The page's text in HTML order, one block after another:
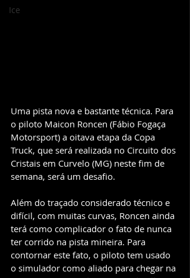
Ice
Uma pista nova e bastante técnica. Para
o piloto Maicon Roncen (Fábio Fogaça
Motorsport) a oitava etapa da Copa
Truck, que será realizada no Circuito dos
Cristais em Curvelo (MG) neste fim de
semana, será um desafio.
Além do traçado considerado técnico e
difícil, com muitas curvas, Roncen ainda
terá como complicador o fato de nunca
ter corrido na pista mineira. Para
contornar este fato, o piloto tem usado
o simulador como aliado para chegar na